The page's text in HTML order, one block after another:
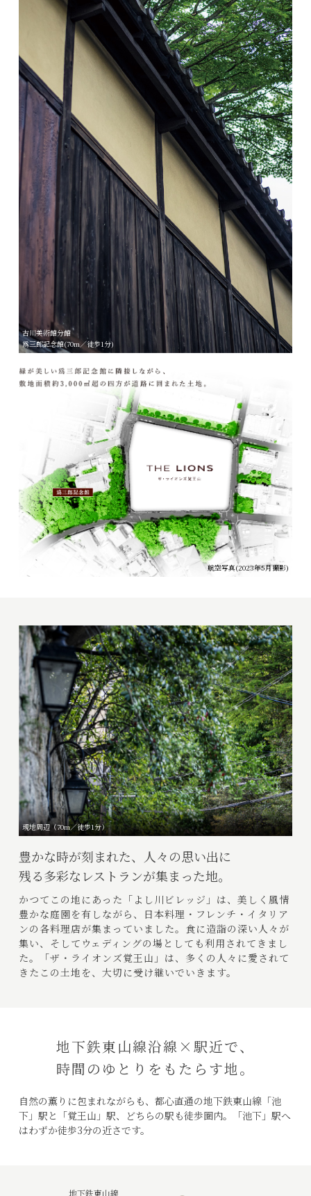
古川美術館分館
爲三郎記念館(70m／徒歩1分)
航空写真(2023年5月撮影)
現地周辺（70m／徒歩1分）
豊かな時が刻まれた、
人々の思い出に
残る多彩なレストランが集まった地。
かつてこの地にあった「よし川ビレッジ」は、美しく風情
豊かな庭園を有しながら、
日本料理・フレンチ・イタリア
ンの各料理店が集まっていました。 食に造詣の深い人々が
集い、そしてウェディングの場としても利用されてきまし
た。
「ザ・ライオンズ覚王山」は、多くの人々に愛されて
きたこの土地を、 大切に受け継いでいきます。
地下鉄東山線沿線×駅近で、
時間のゆとりをもたらす地。
自然の薫りに包まれながらも、都心直通の地下鉄東山線「池
下」駅と「覚王山」駅、
どちらの駅も徒歩圏内。「池下」駅へ
はわずか徒歩3分の近さです。
地下鉄東山線